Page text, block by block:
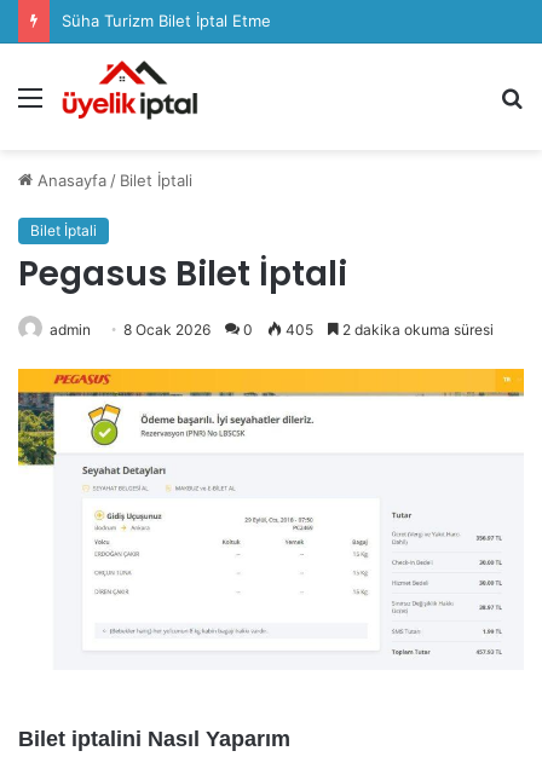
Süha Turizm Bilet İptal Etme
Menü
Anasayfa / Bilet İptali
Bilet İptali
Pegasus Bilet İptali
admin 8 Ocak 2026 0 405 2 dakika okuma süresi
Bilet iptalini Nasıl Yaparım